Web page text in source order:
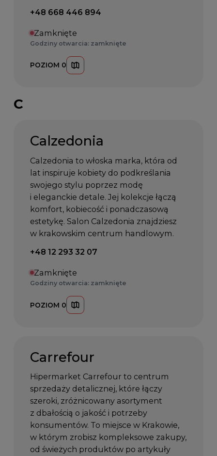
Telefon kontaktowy:
+48 668 446 894
Zamknięte
Godziny otwarcia: zamknięte
POZIOM 0
C
Calzedonia
Calzedonia to włoska marka, która od
lat inspiruje kobiety do podkreślania
swojego stylu poprzez modę
i eleganckie detale. Jej kolekcje łączą
komfort, kobiecość i ponadczasową
estetykę. Salon Calzedonia znajdziesz
w krakowskim centrum handlowym.
Telefon kontaktowy:
+48 12 293 32 07
Zamknięte
Godziny otwarcia: zamknięte
POZIOM 0
Carrefour
Hipermarket Carrefour to centrum
sprzedaży detalicznej, które łączy
szeroki, zróżnicowany asortyment
z dbałością o jakość i potrzeby
konsumentów. To miejsce w Krakowie,
w którym zrobisz kompleksowe zakupy,
od świeżych produktów po artykuły